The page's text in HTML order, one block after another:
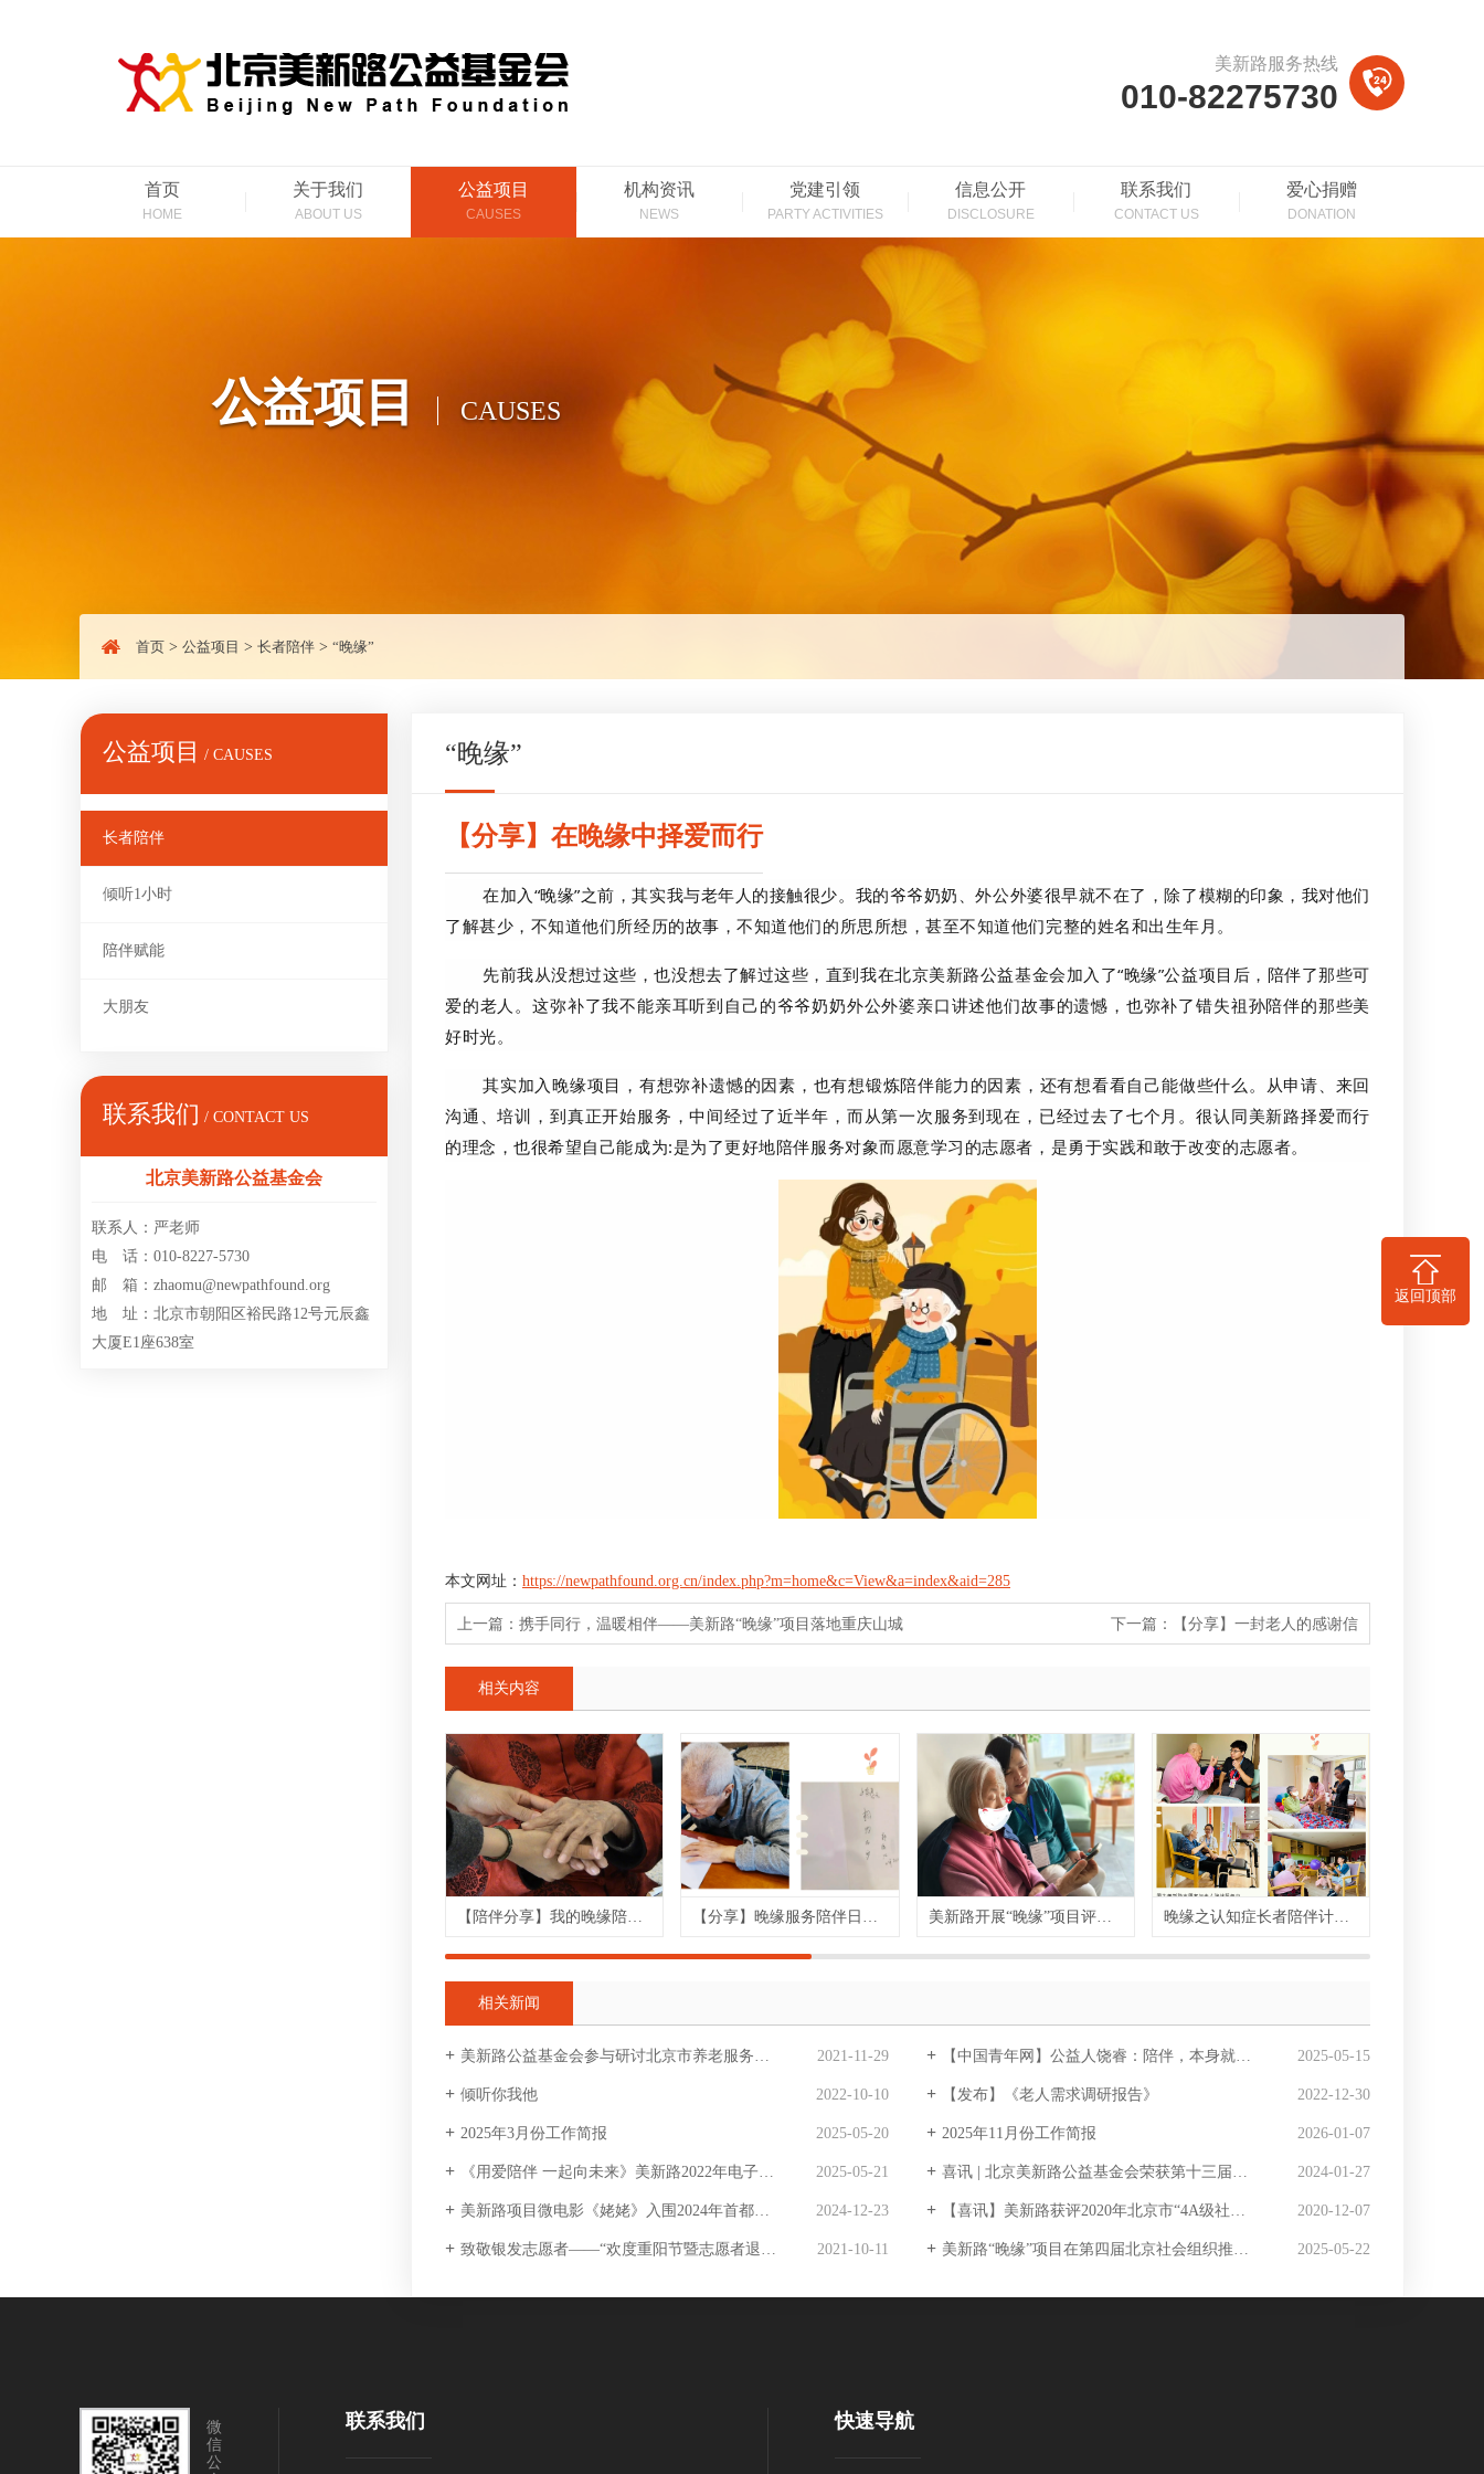
美新路服务热线
010-82275730
首页
HOME
关于我们
ABOUT US
公益项目
CAUSES
机构资讯
NEWS
党建引领
PARTY ACTIVITIES
信息公开
DISCLOSURE
联系我们
CONTACT US
爱心捐赠
DONATION
公益项目 CAUSES
首页 > 公益项目 > 长者陪伴 > “晚缘”
公益项目 / CAUSES
长者陪伴
倾听1小时
陪伴赋能
大朋友
联系我们 / CONTACT US
北京美新路公益基金会
联系人：严老师
电 话：010-8227-5730
邮 箱：zhaomu@newpathfound.org
地 址：北京市朝阳区裕民路12号元辰鑫
大厦E1座638室
“晚缘”
【分享】在晚缘中择爱而行
在加入“晚缘”之前，其实我与老年人的接触很少。我的爷爷奶奶、外公外婆很早就不在了，除了模糊的印象，我对他们
了解甚少，不知道他们所经历的故事，不知道他们的所思所想，甚至不知道他们完整的姓名和出生年月。
先前我从没想过这些，也没想去了解过这些，直到我在北京美新路公益基金会加入了“晚缘”公益项目后，陪伴了那些可
爱的老人。这弥补了我不能亲耳听到自己的爷爷奶奶外公外婆亲口讲述他们故事的遗憾，也弥补了错失祖孙陪伴的那些美
好时光。
其实加入晚缘项目，有想弥补遗憾的因素，也有想锻炼陪伴能力的因素，还有想看看自己能做些什么。从申请、来回
沟通、培训，到真正开始服务，中间经过了近半年，而从第一次服务到现在，已经过去了七个月。很认同美新路择爱而行
的理念，也很希望自己能成为:是为了更好地陪伴服务对象而愿意学习的志愿者，是勇于实践和敢于改变的志愿者。
本文网址： https://newpathfound.org.cn/index.php?m=home&c=View&a=index&aid=285
上一篇： 携手同行，温暖相伴——美新路“晚缘”项目落地重庆山城 下一篇： 【分享】一封老人的感谢信
相关内容
【陪伴分享】我的晚缘陪伴历程 【分享】晚缘服务陪伴日记：相约百岁 美新路开展“晚缘”项目评估，为老人关怀服务提质 晚缘之认知症长者陪伴计划正式启动
相关新闻
美新路公益基金会参与研讨北京市养老服务业高质量发展问题及对策研究专家会 2021-11-29 【中国青年网】公益人饶睿：陪伴，本身就是一种力量 2025-05-15
倾听你我他 2022-10-10 【发布】《老人需求调研报告》 2022-12-30
2025年3月份工作简报 2025-05-20 2025年11月份工作简报 2026-01-07
《用爱陪伴 一起向未来》美新路2022年电子年刊 2025-05-21 喜讯 | 北京美新路公益基金会荣获第十三届公益节“2023年度公益集体奖” 2024-01-27
美新路项目微电影《姥姥》入围2024年首都公益慈善映像展 2024-12-23 【喜讯】美新路获评2020年北京市“4A级社会组织” 2020-12-07
致敬银发志愿者——“欢度重阳节暨志愿者退休仪式”活动圆满结束 2021-10-11 美新路“晚缘”项目在第四届北京社会组织推介活动中获得展示推介 2025-05-22
微
信
公
联系我们 快速导航
返回顶部